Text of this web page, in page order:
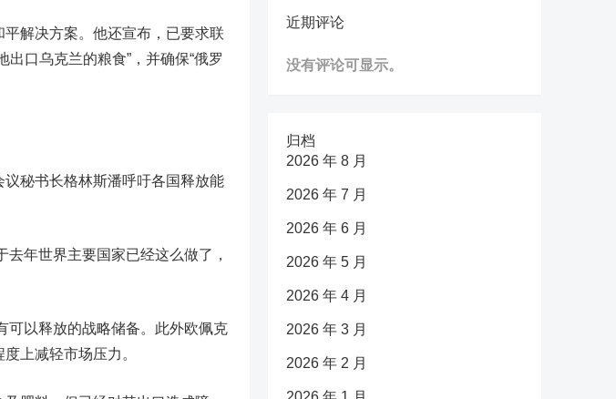
解决方案。他还宣布，已要求联
口乌克兰的粮食”，并确保“俄罗
秘书长格林斯潘呼吁各国释放能
年世界主要国家已经这么做了，
以释放的战略储备。此外欧佩克
上减轻市场压力。
近期评论
没有评论可显示。
归档
2026 年 8 月
2026 年 7 月
2026 年 6 月
2026 年 5 月
2026 年 4 月
2026 年 3 月
2026 年 2 月